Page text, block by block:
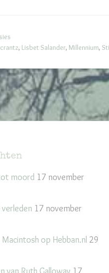
, Lisbet Salander, Millennium,
moord 17 november
17 november
op Hebban.nl 29